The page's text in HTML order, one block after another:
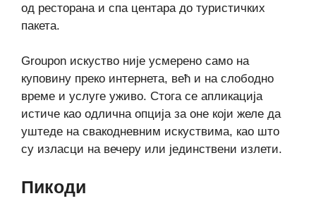
од ресторана и спа центара до туристичких
пакета.
Groupon искуство није усмерено само на
куповину преко интернета, већ и на слободно
време и услуге уживо. Стога се апликација
истиче као одлична опција за оне који желе да
уштеде на свакодневним искуствима, као што
су изласци на вечеру или јединствени излети.
Пикоди